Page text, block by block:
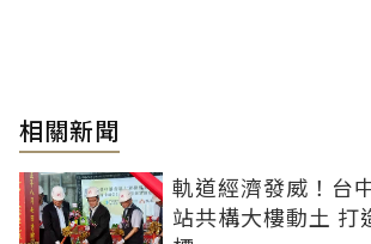
相關新聞
軌道經濟發威！台
站共構大樓動土 打